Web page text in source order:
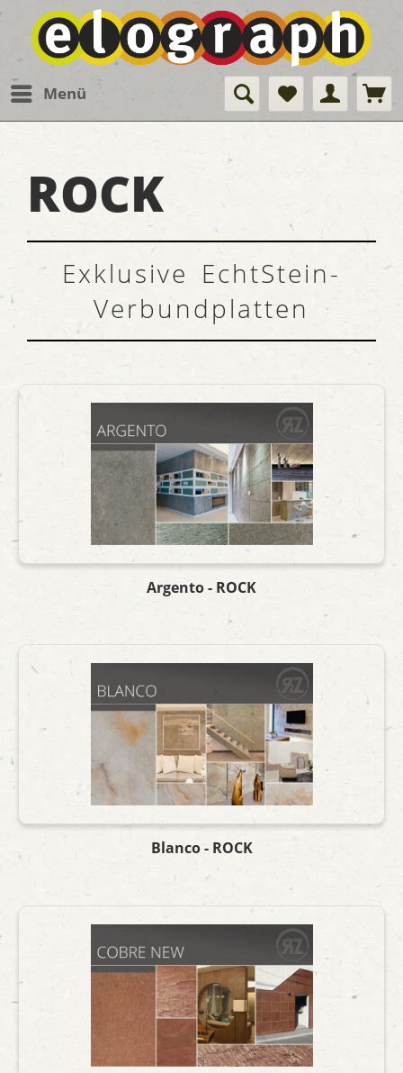
Menü
ROCK
Exklusive EchtStein-
Verbundplatten
Argento - ROCK
Blanco - ROCK